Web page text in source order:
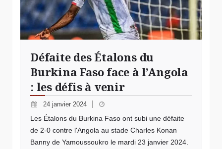
Défaite des Étalons du
Burkina Faso face à l’Angola
: les défis à venir
24 janvier 2024
Les Étalons du Burkina Faso ont subi une défaite
de 2-0 contre l'Angola au stade Charles Konan
Banny de Yamoussoukro le mardi 23 janvier 2024.